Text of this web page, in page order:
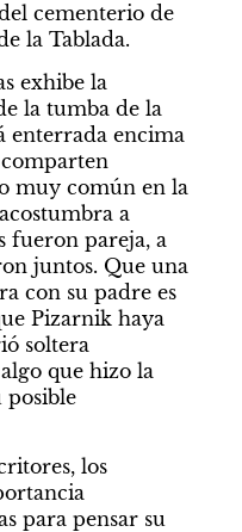
cementerio de
la Tablada.
exhibe la
la tumba de la
enterrada encima
muy común en la
a
fueron pareja, a
juntos. Que una
con su padre es
Pizarnik haya
soltera
que hizo la
posible
los
para pensar su